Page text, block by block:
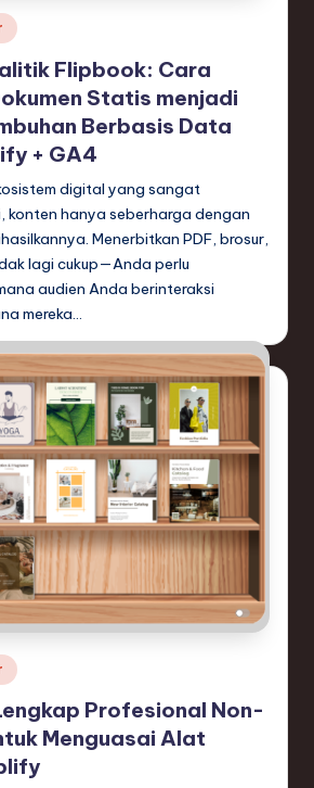
Flipbook: Cara
Statis menjadi
Berbasis Data
+ GA4
digital yang sangat
konten hanya seberharga dengan
Menerbitkan PDF, brosur,
lagi cukup—Anda perlu
audien Anda berinteraksi
mereka…
Profesional Non-
Menguasai Alat